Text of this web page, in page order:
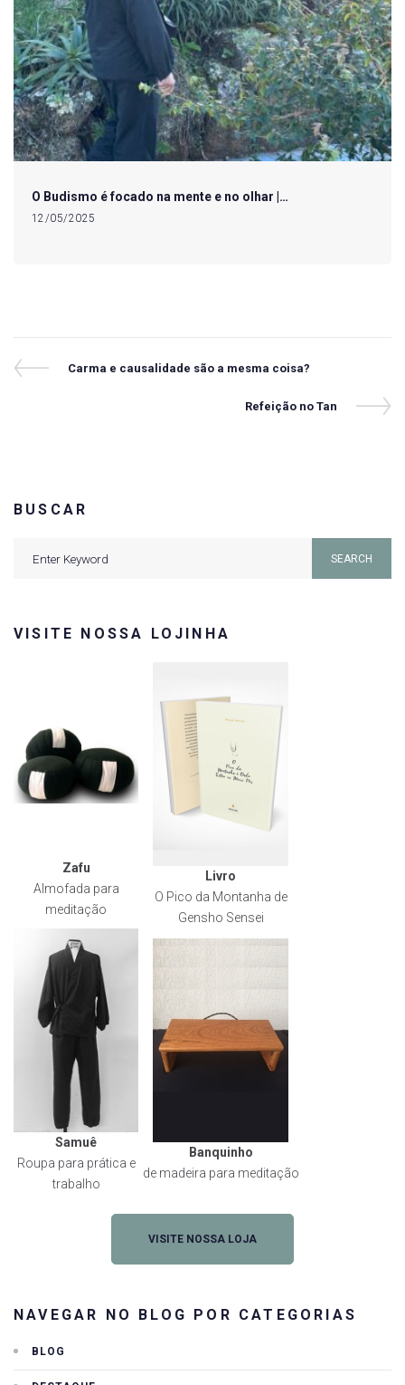
O Budismo é focado na mente e no olhar |…
12/05/2025
Navegação
Previous
Carma e causalidade são a mesma coisa?
Next
Refeição no Tan
BUSCAR
SEARCH
VISITE NOSSA LOJINHA
Zafu
Almofada para
meditação
Livro
O Pico da Montanha de
Gensho Sensei
Samuê
Roupa para prática e
trabalho
Banquinho
de madeira para meditação
VISITE NOSSA LOJA
NAVEGAR NO BLOG POR CATEGORIAS
BLOG